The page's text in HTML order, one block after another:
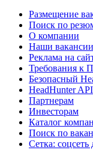
Размещение
Поиск по
О компании
Наши вакансии
Реклама на
Требования к
Безопасный
HeadHunter API
Партнерам
Инвесторам
Каталог
Поиск по
Сетка: соцсеть